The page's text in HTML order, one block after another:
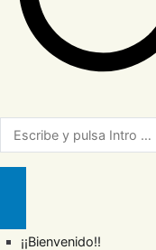
Buscar:
¡¡Bienvenido!!